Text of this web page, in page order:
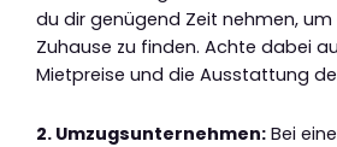
du dir genügend Zeit nehmen,
Zuhause zu finden. Achte dabei
Mietpreise und die Ausstattung
2. Umzugsunternehmen: Bei